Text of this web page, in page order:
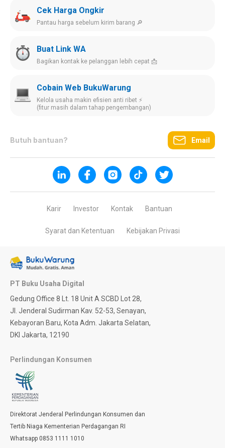
Cek Harga Ongkir
Pantau harga sebelum kirim barang 🔎
Buat Link WA
Bagikan kontak ke pelanggan lebih cepat 📩
Cobain Web BukuWarung
Kelola usaha makin efisien anti ribet ⚡️
(fitur masih dalam tahap pengembangan)
Butuh bantuan? Email
Karir Investor Kontak Bantuan
Syarat dan Ketentuan Kebijakan Privasi
PT Buku Usaha Digital
Gedung Office 8 Lt. 18 Unit A SCBD Lot 28,
Jl. Jenderal Sudirman Kav. 52-53, Senayan,
Kebayoran Baru, Kota Adm. Jakarta Selatan,
DKI Jakarta, 12190
Perlindungan Konsumen
Direktorat Jenderal Perlindungan Konsumen dan
Tertib Niaga Kementerian Perdagangan RI
Whatsapp 0853 1111 1010